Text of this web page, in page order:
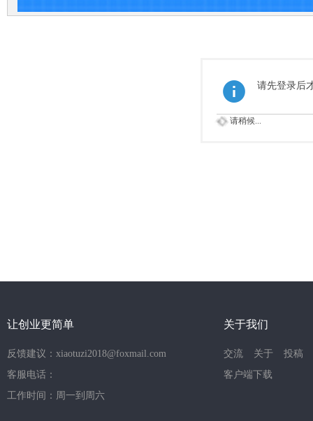
请先登录后
请稍候...
让创业更简单
反馈建议：xiaotuzi2018@foxmail.com
客服电话：
工作时间：周一到周六
关于我们
交流 关于
投稿
客户端下载